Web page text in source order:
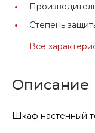
Степень
Все
Описание
Шкаф настенный